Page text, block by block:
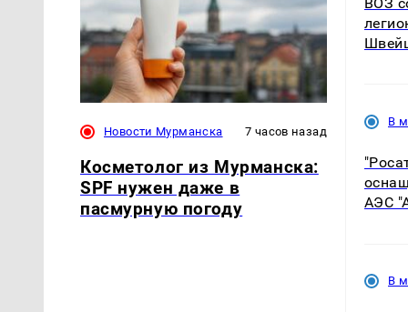
Новости Мурманска 7 часов назад
Косметолог из Мурманска:
SPF нужен даже в
пасмурную погоду
В
АЭС
В